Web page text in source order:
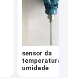
sensor da
temperatura e
umidade